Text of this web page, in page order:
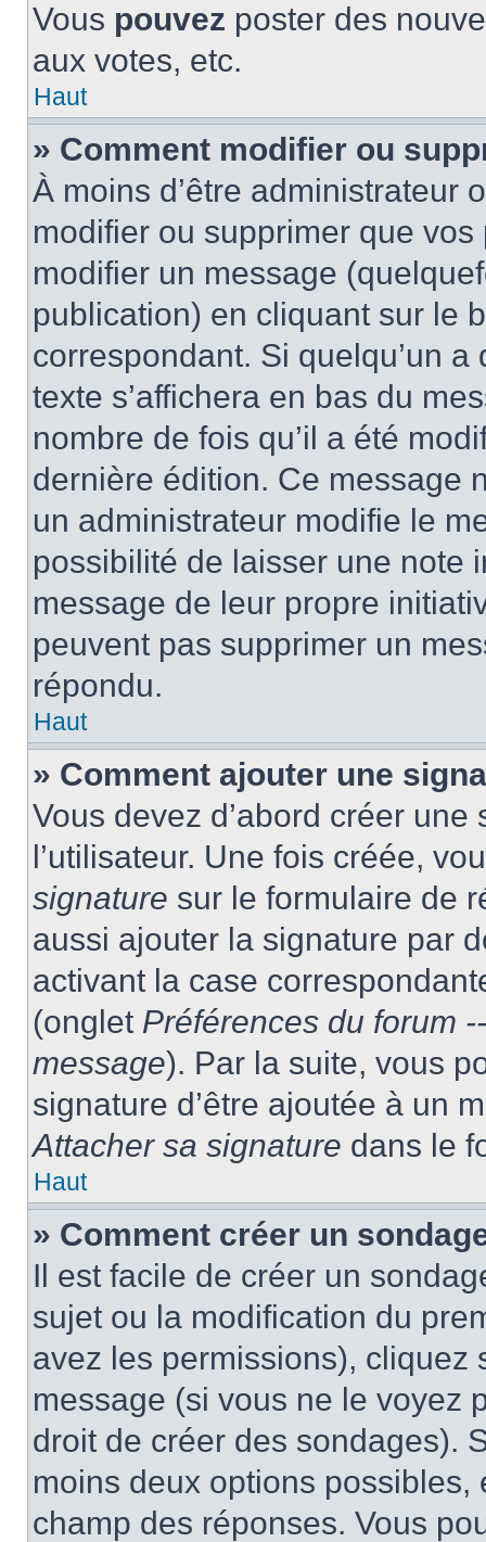
Vous pouvez poster des
aux votes, etc.
Haut
» Comment modifier ou
À moins d’être administrateur
modifier ou supprimer que
modifier un message
publication) en cliquant sur le
correspondant. Si quelqu’un
texte s’affichera en bas du
nombre de fois qu’il a été
dernière édition. Ce message
un administrateur modifie le
possibilité de laisser une note
message de leur propre
peuvent pas supprimer un
répondu.
Haut
» Comment ajouter une
Vous devez d’abord créer
l’utilisateur. Une fois créée,
signature sur le formulaire de
aussi ajouter la signature par
activant la case
(onglet Préférences du forum
message). Par la suite, vous
signature d’être ajoutée à un
Attacher sa signature dans le
Haut
» Comment créer un
Il est facile de créer un
sujet ou la modification du
avez les permissions), cliquez
message (si vous ne le voyez
droit de créer des sondages).
moins deux options
champ des réponses. Vous